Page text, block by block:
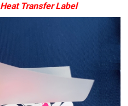
Heat Transfer Label